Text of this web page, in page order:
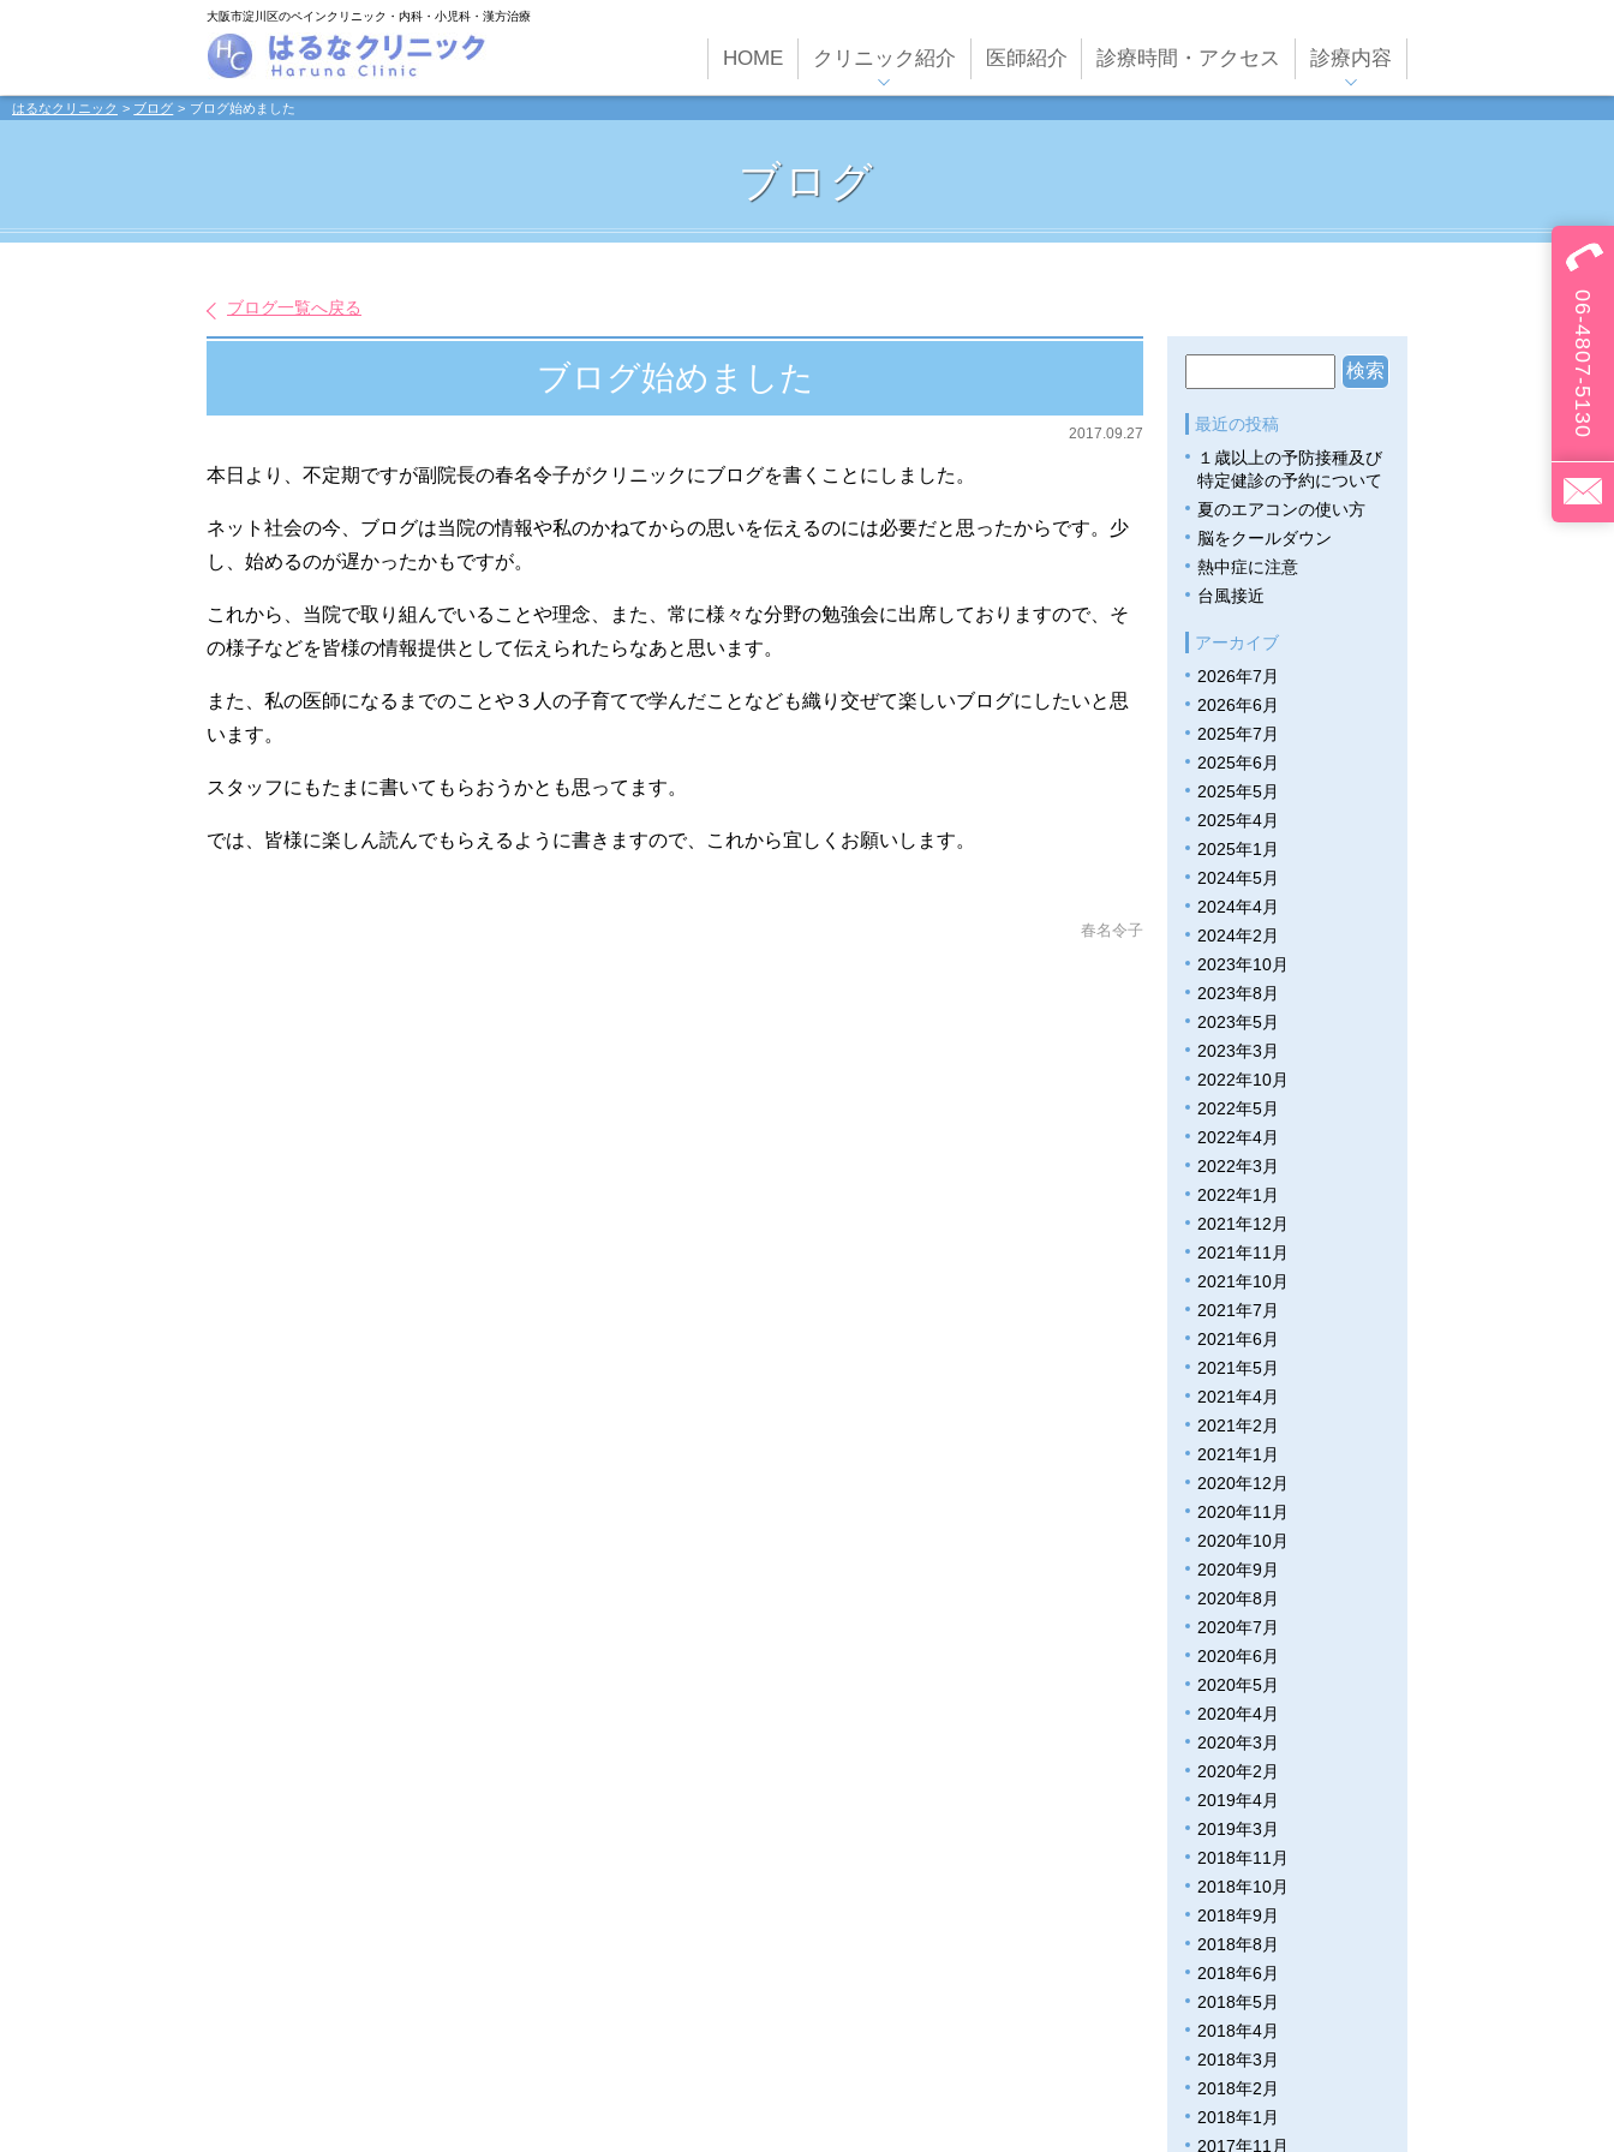
大阪市淀川区のペインクリニック・内科・小児科・漢方治療
HOME クリニック紹介
院内紹介
設備紹介
医師紹介 診療時間・アクセス 診療内容
小児科
乳幼児健診・その他検
バイオメディカル
プラセンタ・点滴療法
その他自費診療
はるなクリニック ブログ ブログ始めました
ブログ
ブログ一覧へ戻る
ブログ始めました
2017.09.27
本日より、不定期ですが副院長の春名令子がクリニックにブログを書くことにしました。
ネット社会の今、ブログは当院の情報や私のかねてからの思いを伝えるのには必要だと思ったからです。少
し、始めるのが遅かったかもですが。
これから、当院で取り組んでいることや理念、また、常に様々な分野の勉強会に出席しておりますので、そ
の様子などを皆様の情報提供として伝えられたらなあと思います。
また、私の医師になるまでのことや３人の子育てで学んだことなども織り交ぜて楽しいブログにしたいと思
います。
スタッフにもたまに書いてもらおうかとも思ってます。
では、皆様に楽しん読んでもらえるように書きますので、これから宜しくお願いします。
春名令子
最近の投稿
１歳以上の予防接種及び
特定健診の予約について
夏のエアコンの使い方
脳をクールダウン
熱中症に注意
台風接近
アーカイブ
2026年7月
2026年6月
2025年7月
2025年6月
2025年5月
2025年4月
2025年1月
2024年5月
2024年4月
2024年2月
2023年10月
2023年8月
2023年5月
2023年3月
2022年10月
2022年5月
2022年4月
2022年3月
2022年1月
2021年12月
2021年11月
2021年10月
2021年7月
2021年6月
2021年5月
2021年4月
2021年2月
2021年1月
2020年12月
2020年11月
2020年10月
2020年9月
2020年8月
2020年7月
2020年6月
2020年5月
2020年4月
2020年3月
2020年2月
2019年4月
2019年3月
2018年11月
2018年10月
2018年9月
2018年8月
2018年6月
2018年5月
2018年4月
2018年3月
2018年2月
2018年1月
2017年11月
06-4807-5130